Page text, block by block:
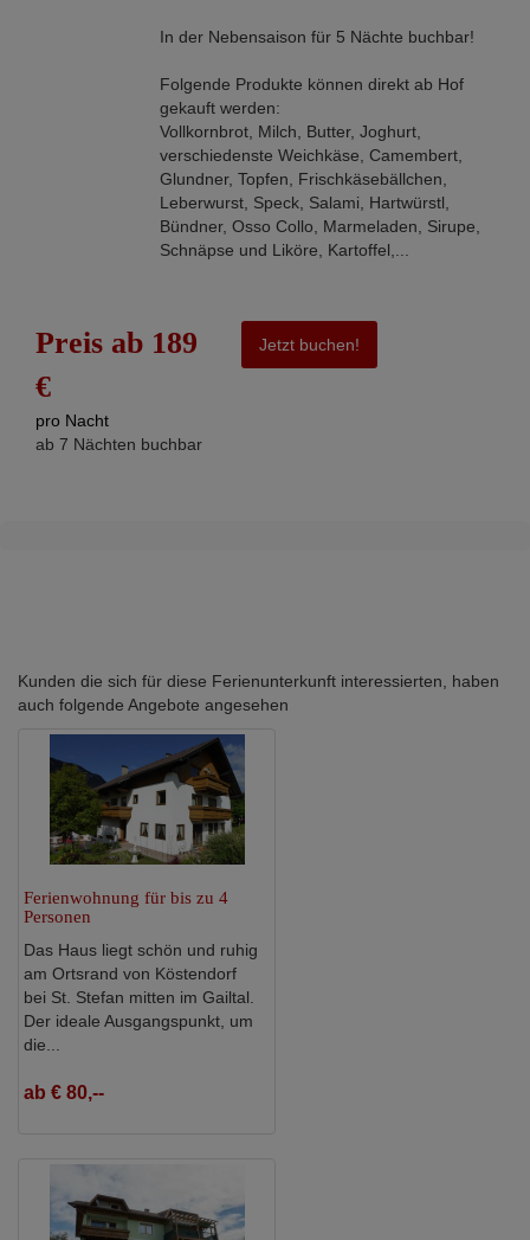
In der Nebensaison für 5 Nächte buchbar!
Folgende Produkte können direkt ab Hof
gekauft werden:
Vollkornbrot, Milch, Butter, Joghurt,
verschiedenste Weichkäse, Camembert,
Glundner, Topfen, Frischkäsebällchen,
Leberwurst, Speck, Salami, Hartwürstl,
Bündner, Osso Collo, Marmeladen, Sirupe,
Schnäpse und Liköre, Kartoffel,...
Preis ab 189
€
pro Nacht
ab 7 Nächten buchbar
Jetzt buchen!
Kunden die sich für diese Ferienunterkunft interessierten, haben
auch folgende Angebote angesehen
Ferienwohnung für bis zu 4
Personen
Das Haus liegt schön und ruhig
am Ortsrand von Köstendorf
bei St. Stefan mitten im Gailtal.
Der ideale Ausgangspunkt, um
die...
ab € 80,--